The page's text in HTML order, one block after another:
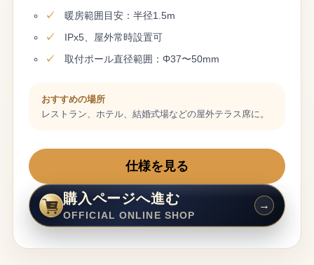
暖房範囲目安：半径1.5m
IPx5、屋外常時設置可
取付ポール直径範囲：Φ37〜50mm
おすすめの場所
レストラン、ホテル、結婚式場などの屋外テラス席に。
仕様を見る
購入ページへ進む
OFFICIAL ONLINE SHOP